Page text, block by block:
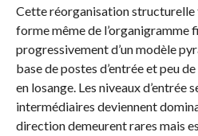
Cette réorganisation
forme même de l’organigramme
progressivement d’un modèle
base de postes d’entrée et peu
en losange. Les niveaux d’entrée
intermédiaires deviennent
direction demeurent rares mais